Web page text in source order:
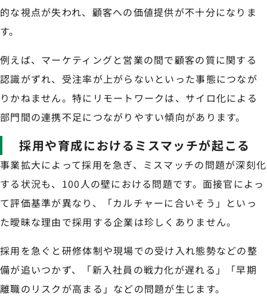
的な視点が失われ、顧客への価値提供が不十分になりま
す。
例えば、マーケティングと営業の間で顧客の質に関する
認識がずれ、受注率が上がらないといった事態につなが
りかねません。特にリモートワークは、サイロ化による
部門間の連携不足につながりやすい傾向があります。
採用や育成におけるミスマッチが起こる
事業拡大によって採用を急ぎ、ミスマッチの問題が深刻化
する状況も、100人の壁における問題です。面接官によっ
て評価基準が異なり、「カルチャーに合いそう」といっ
た曖昧な理由で採用する企業は珍しくありません。
採用を急ぐと研修体制や現場での受け入れ態勢などの整
備が追いつかず、「新入社員の戦力化が遅れる」「早期
離職のリスクが高まる」などの問題が生じます。